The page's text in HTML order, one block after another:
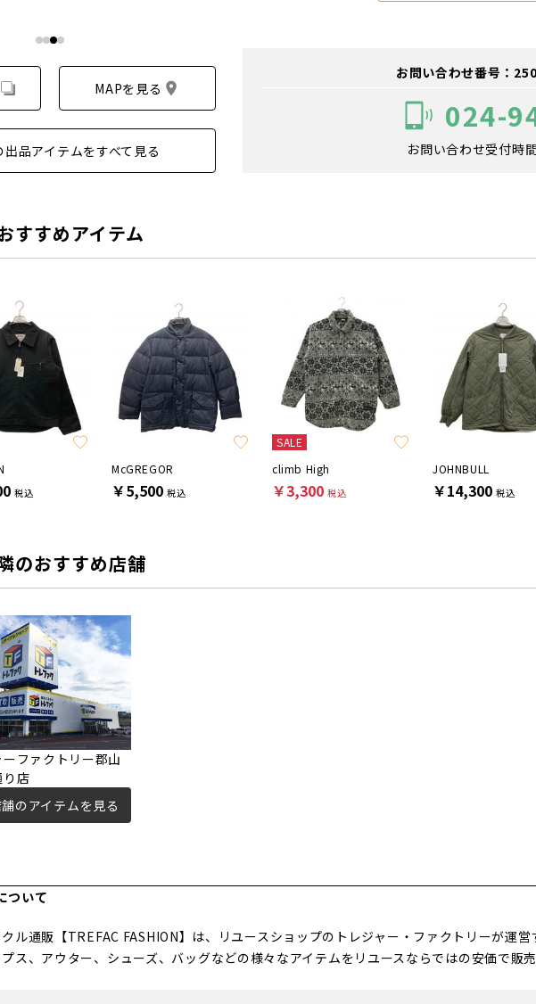
MAPを見る
出品アイテムをすべて見る
お問い合わせ番号：
024-
お問い合わせ受付時
すすめアイテム
税込
McGREGOR
￥5,500 税込
SALE
climb High
￥3,300 税込
JOHNBULL
￥14,300 税込
のおすすめ店舗
ーファクトリー郡山
り店
のアイテムを見る
ついて
ル通販【TREFAC FASHION】は、リユースショップのトレジャー・ファクトリーが運
ス、アウター、シューズ、バッグなどの様々なアイテムをリユースならではの安価で販